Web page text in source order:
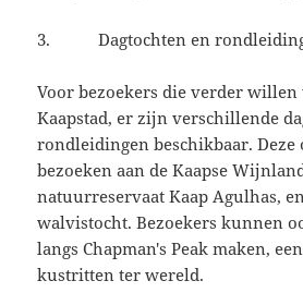
3. Dagtochten en
Voor bezoekers die verder
Kaapstad, er zijn verschillende
rondleidingen beschikbaar. Deze
bezoeken aan de Kaapse
natuurreservaat Kaap Agulhas,
walvistocht. Bezoekers kunnen
langs Chapman's Peak maken,
kustritten ter wereld.